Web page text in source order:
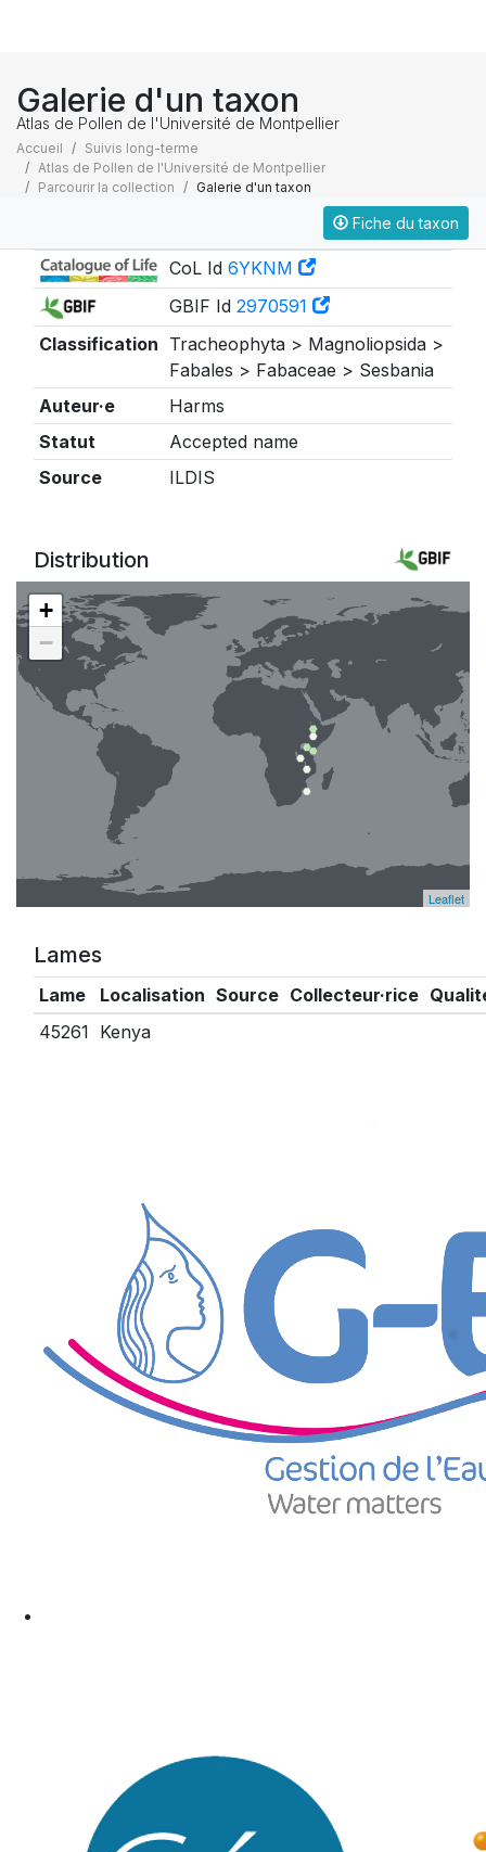
Galerie d'un taxon
Atlas de Pollen de l'Université de Montpellier
Accueil
Suivis long-terme
Atlas de Pollen de l'Université de Montpellier
Parcourir la collection
Galerie d'un taxon
Fiche du taxon
CoL Id 6YKNM
GBIF Id 2970591
Classification Tracheophyta > Magnoliopsida >
Fabales > Fabaceae > Sesbania
Auteur·e
Harms
Statut
Accepted name
Source
ILDIS
Distribution
+
−
Leaflet
Lames
Lame Localisation Source Collecteur·rice
45261 Kenya